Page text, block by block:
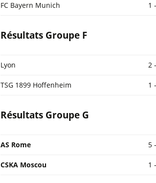
FC Bayern Munich 1
Résultats Groupe F
Lyon 2
TSG 1899 Hoffenheim 1
Résultats Groupe G
AS Rome 5
CSKA Moscou 1